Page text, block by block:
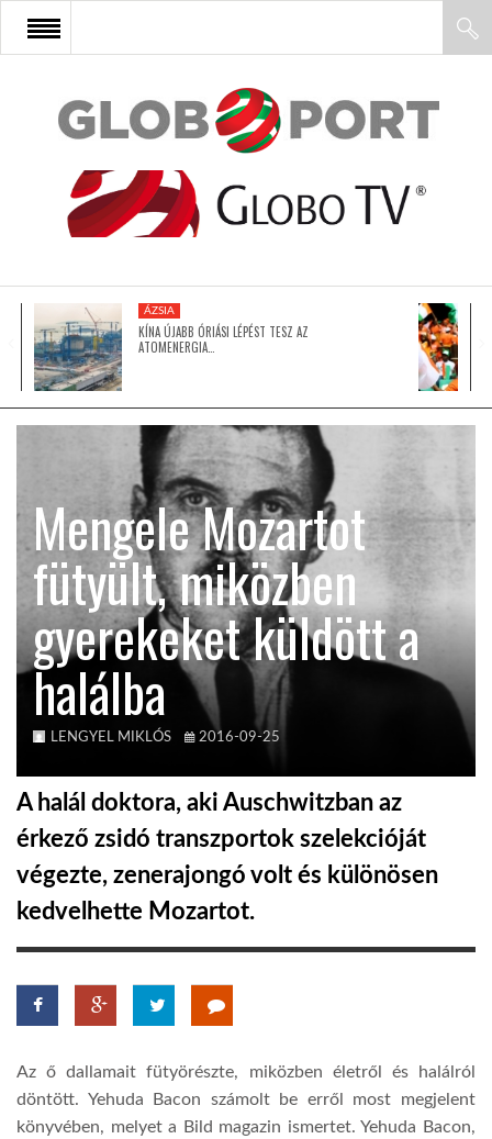
FŐOLDAL
AFRIKA
ÁZSIA
LATIN-AMERIKA
KÖZEL-KELET
AUSZTRÁLIA
A VILÁG ITTHON
GLOBOTV BP
TROPICALMAGAZIN
GLOBOTV
ÁZSIA
KÍNA ÚJABB ÓRIÁSI LÉPÉST TESZ AZ
ATOMENERGIA…
Mengele Mozartot
fütyült, miközben
gyerekeket küldött a
halálba
LENGYEL MIKLÓS 2016-09-25
A halál doktora, aki Auschwitzban az
érkező zsidó transzportok szelekcióját
végezte, zenerajongó volt és különösen
kedvelhette Mozartot.
Az ő dallamait fütyörészte, miközben életről és halálról
döntött. Yehuda Bacon számolt be erről most megjelent
könyvében, melyet a Bild magazin ismertet. Yehuda Bacon,